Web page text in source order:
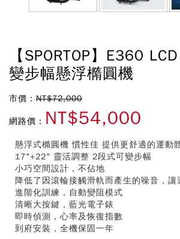
【SPORTOP】E360
變步幅懸浮橢圓機
市價： NT$72,000
網路價： NT$54,000
懸浮式橢圓機 慣性佳 提供更舒適的運動
17"+22" 靈活調整 2段式可變步幅
小巧空間設計，不佔地
降低了因滾輪接觸滑軌而產生的噪音，讓
進階化訓練，自動變阻模式
清晰大按鍵，藍光電子錶
即時偵測，心率及恢復指數
到府安裝，全機保固一年